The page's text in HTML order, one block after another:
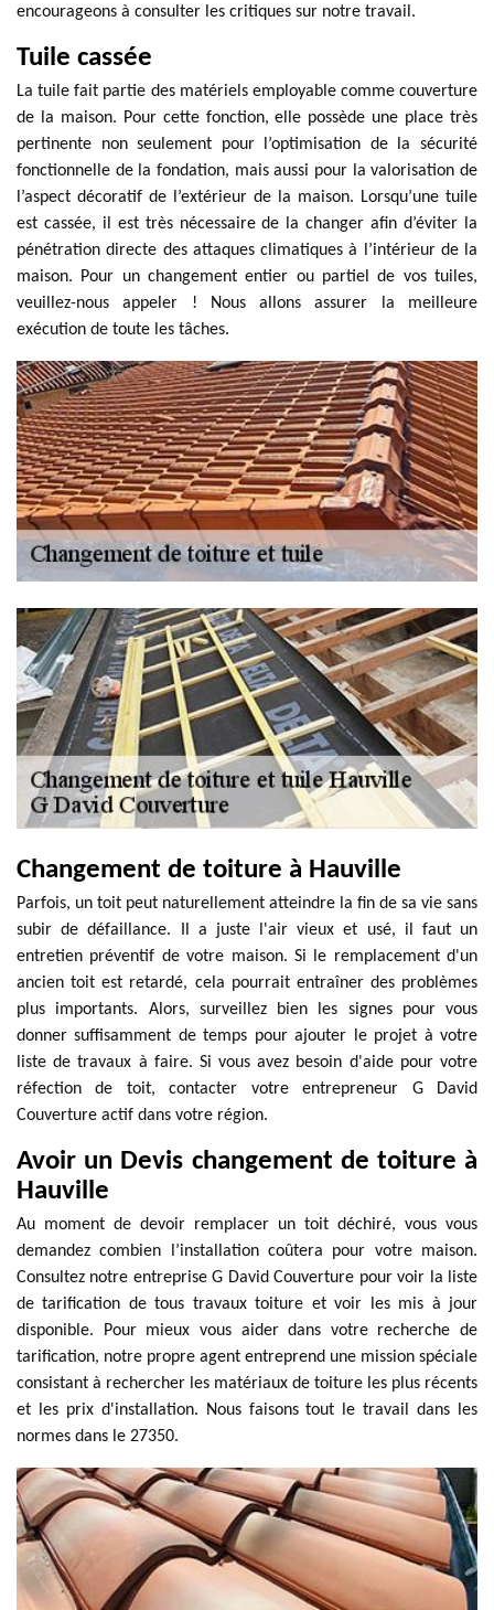
encourageons à consulter les critiques sur notre travail.
Tuile cassée
La tuile fait partie des matériels employable comme couverture
de la maison. Pour cette fonction, elle possède une place très
pertinente non seulement pour l’optimisation de la sécurité
fonctionnelle de la fondation, mais aussi pour la valorisation de
l’aspect décoratif de l’extérieur de la maison. Lorsqu’une tuile
est cassée, il est très nécessaire de la changer afin d’éviter la
pénétration directe des attaques climatiques à l’intérieur de la
maison. Pour un changement entier ou partiel de vos tuiles,
veuillez-nous appeler ! Nous allons assurer la meilleure
exécution de toute les tâches.
Changement de toiture à Hauville
Parfois, un toit peut naturellement atteindre la fin de sa vie sans
subir de défaillance. Il a juste l'air vieux et usé, il faut un
entretien préventif de votre maison. Si le remplacement d'un
ancien toit est retardé, cela pourrait entraîner des problèmes
plus importants. Alors, surveillez bien les signes pour vous
donner suffisamment de temps pour ajouter le projet à votre
liste de travaux à faire. Si vous avez besoin d'aide pour votre
réfection de toit, contacter votre entrepreneur G David
Couverture actif dans votre région.
Avoir un Devis changement de toiture à
Hauville
Au moment de devoir remplacer un toit déchiré, vous vous
demandez combien l’installation coûtera pour votre maison.
Consultez notre entreprise G David Couverture pour voir la liste
de tarification de tous travaux toiture et voir les mis à jour
disponible. Pour mieux vous aider dans votre recherche de
tarification, notre propre agent entreprend une mission spéciale
consistant à rechercher les matériaux de toiture les plus récents
et les prix d'installation. Nous faisons tout le travail dans les
normes dans le 27350.